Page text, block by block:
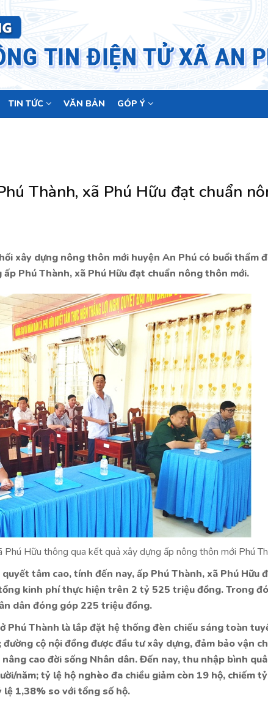
TIN TỨC VĂN BẢN GÓP Ý
Thành, xã Phú Hữu đạt chuẩn
xây dựng nông thôn mới huyện An Phú có buổi thẩm
Phú Thành, xã Phú Hữu đạt chuẩn nông thôn mới.
Hữu thông qua kết quả xây dựng ấp nông thôn mới Phú
tâm cao, tính đến nay, ấp Phú Thành, xã Phú Hữu
kinh phí thực hiện trên 2 tỷ 525 triệu đồng. Trong
dân đóng góp 225 triệu đồng.
Thành là lắp đặt hệ thống đèn chiếu sáng toàn
cộ nội đồng được đầu tư xây dựng, đảm bảo vận
cao đời sống Nhân dân. Đến nay, thu nhập bình
năm; tỷ lệ hộ nghèo đa chiều giảm còn 19 hộ, chiếm
lệ 1,38% so với tổng số hộ.